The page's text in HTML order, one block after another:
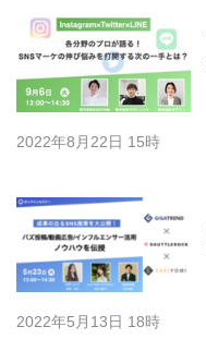
2022年8月22日 15時
2022年5月13日 18時